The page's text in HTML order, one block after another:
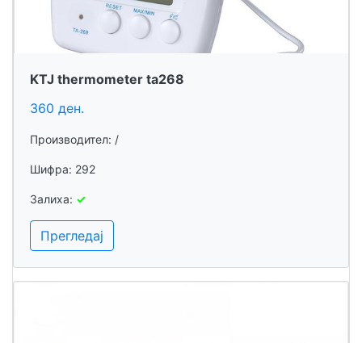
KTJ thermometer ta268
360 ден.
Производител: /
Шифра: 292
Залиха: ✓
Прегледај